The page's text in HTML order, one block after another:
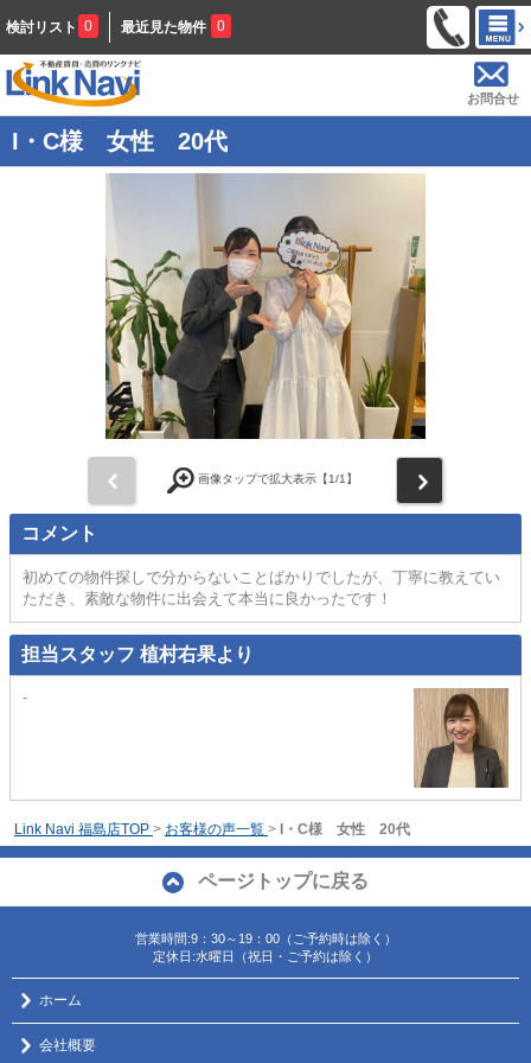
検討リスト 0 最近見た物件 0
お問合せ
I・C様 女性 20代
画像タップで拡大表示【1/1】
コメント
初めての物件探しで分からないことばかりでしたが、丁寧に教えてい
ただき、素敵な物件に出会えて本当に良かったです！
担当スタッフ 植村右果より
-
Link Navi 福島店TOP > お客様の声一覧 > I・C様 女性 20代
ページトップに戻る
営業時間:9：30～19：00（ご予約時は除く）
定休日:水曜日（祝日・ご予約は除く）
ホーム
会社概要